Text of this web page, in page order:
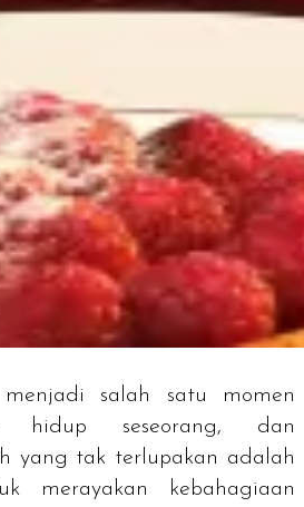
salah satu momen
hidup seseorang, dan
yang tak terlupakan adalah
merayakan kebahagiaan